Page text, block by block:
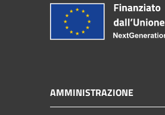
AMMINISTRAZIONE